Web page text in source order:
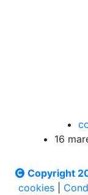
16
Copyright
cookies|